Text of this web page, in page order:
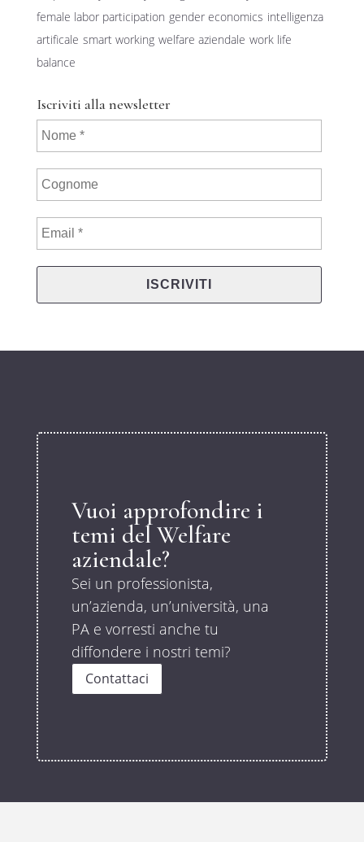
female labor participation gender economics intelligenza
artificale smart working welfare aziendale work life
balance
Iscriviti alla newsletter
Vuoi approfondire i
temi del Welfare
aziendale?
Sei un professionista,
un’azienda, un’università, una
PA e vorresti anche tu
diffondere i nostri temi?
Contattaci